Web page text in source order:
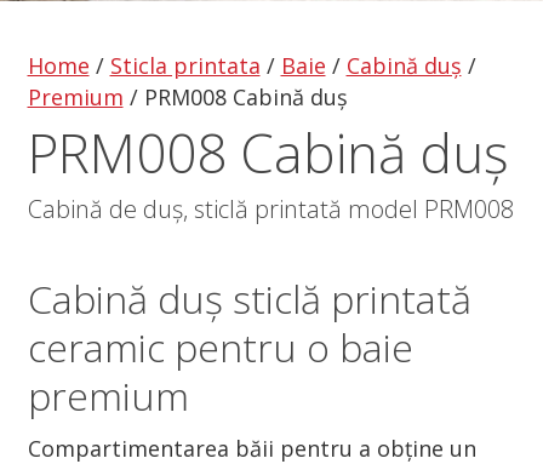
Home / Sticla printata / Baie / Cabină duș /
Premium / PRM008 Cabină duș
PRM008 Cabină duș
Cabină de duș, sticlă printată model PRM008
Cabină duș sticlă printată
ceramic pentru o baie
premium
Compartimentarea băii pentru a obține un